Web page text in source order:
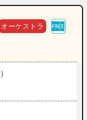
オーケストラ